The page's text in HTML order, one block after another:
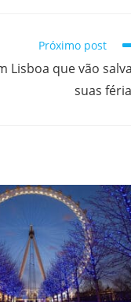
Próximo post
Lisboa que vão
suas